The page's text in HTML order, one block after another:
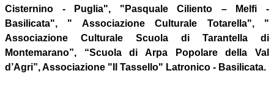
Cisternino - Puglia", "Pasquale Ciliento – Melfi -
Basilicata", " Associazione Culturale Totarella", "
Associazione Culturale Scuola di Tarantella di
Montemarano”, “Scuola di Arpa Popolare della Val
d’Agri”, Associazione "Il Tassello" Latronico - Basilicata.